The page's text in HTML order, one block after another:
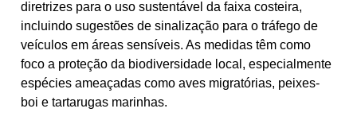
diretrizes para o uso sustentável da faixa costeira,
incluindo sugestões de sinalização para o tráfego de
veículos em áreas sensíveis. As medidas têm como
foco a proteção da biodiversidade local, especialmente
espécies ameaçadas como aves migratórias, peixes-
boi e tartarugas marinhas.